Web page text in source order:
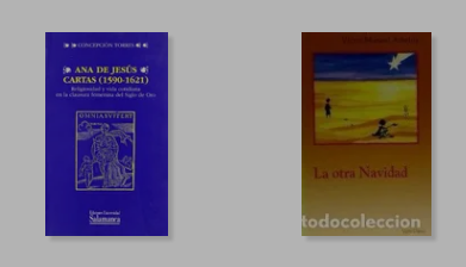
50%
dcto.
50%
dcto.